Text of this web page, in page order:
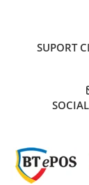
SUPORT
SOCIAL